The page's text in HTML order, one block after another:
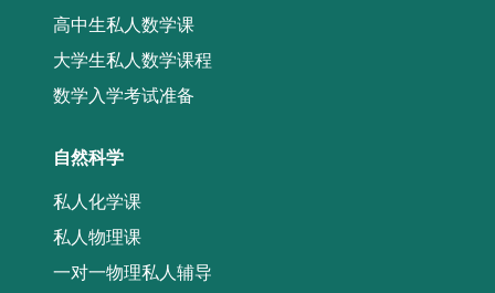
高中生私人数学课
大学生私人数学课程
数学入学考试准备
自然科学
私人化学课
私人物理课
一对一物理私人辅导